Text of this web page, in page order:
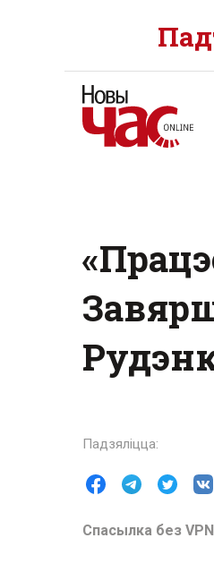
Спасылка без VPN